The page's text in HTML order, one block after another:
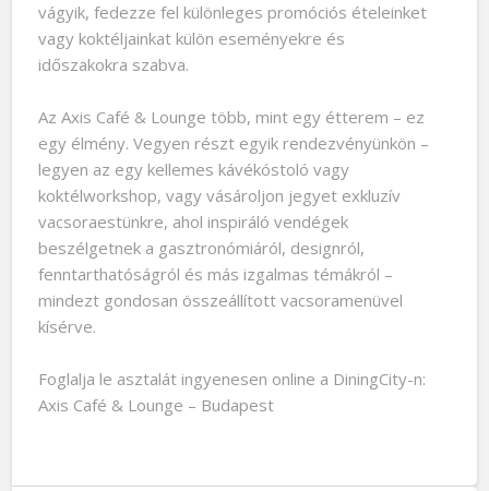
vágyik, fedezze fel különleges promóciós ételeinket
vagy koktéljainkat külön eseményekre és
időszakokra szabva.
Az Axis Café & Lounge több, mint egy étterem – ez
egy élmény. Vegyen részt egyik rendezvényünkön –
legyen az egy kellemes kávékóstoló vagy
koktélworkshop, vagy vásároljon jegyet exkluzív
vacsoraestünkre, ahol inspiráló vendégek
beszélgetnek a gasztronómiáról, designról,
fenntarthatóságról és más izgalmas témákról –
mindezt gondosan összeállított vacsoramenüvel
kísérve.
Foglalja le asztalát ingyenesen online a DiningCity-n:
Axis Café & Lounge – Budapest